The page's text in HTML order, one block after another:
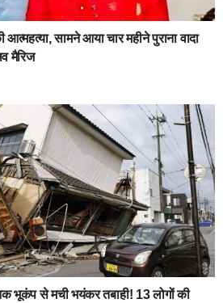
आत्महत्या, सामने आया चार महीने पुराना वादा
मैरिज
भूकंप से मची भयंकर तबाही! 13 लोगों की